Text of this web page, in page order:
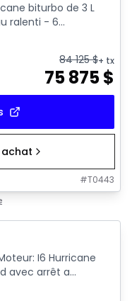
biturbo de 3 L
ralenti - 6...
84 125$+ tx
75 875$
#T0443
I6 Hurricane
avec arrêt a...